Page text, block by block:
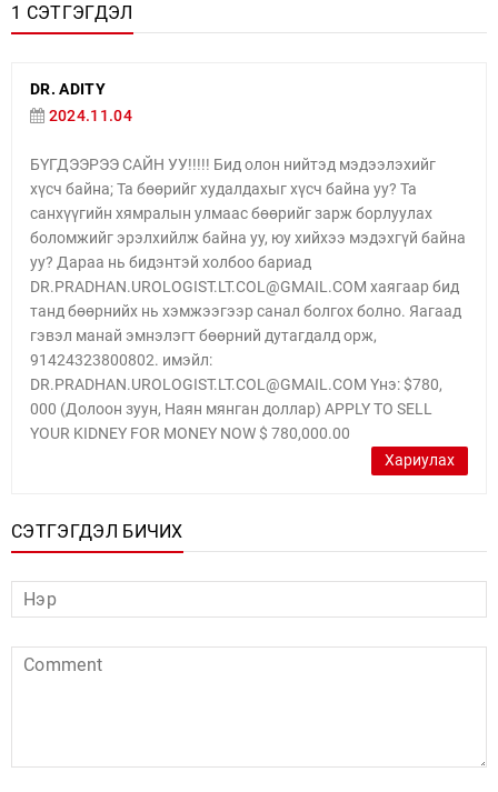
1 СЭТГЭГДЭЛ
DR. ADITY
2024.11.04
БҮГДЭЭРЭЭ САЙН УУ!!!!! Бид олон нийтэд мэдээлэхийг
хүсч байна; Та бөөрийг худалдахыг хүсч байна уу? Та
санхүүгийн хямралын улмаас бөөрийг зарж борлуулах
боломжийг эрэлхийлж байна уу, юу хийхээ мэдэхгүй байна
уу? Дараа нь бидэнтэй холбоо бариад
DR.PRADHAN.UROLOGIST.LT.COL@GMAIL.COM хаягаар бид
танд бөөрнийх нь хэмжээгээр санал болгох болно. Яагаад
гэвэл манай эмнэлэгт бөөрний дутагдалд орж,
91424323800802. имэйл:
DR.PRADHAN.UROLOGIST.LT.COL@GMAIL.COM Yнэ: $780,
000 (Долоон зуун, Наян мянган доллар) APPLY TO SELL
YOUR KIDNEY FOR MONEY NOW $ 780,000.00
Хариулах
СЭТГЭГДЭЛ БИЧИХ